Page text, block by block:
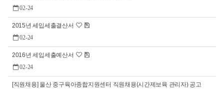
02-24
2015년 세입세출결산서
02-24
2016년 세입세출예산서
02-24
[직원채용] 울산 중구육아종합지원센터 직원채용(시간제보육 관리자) 공고